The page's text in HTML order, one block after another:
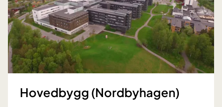
Hovedbygg (Nordbyhagen)